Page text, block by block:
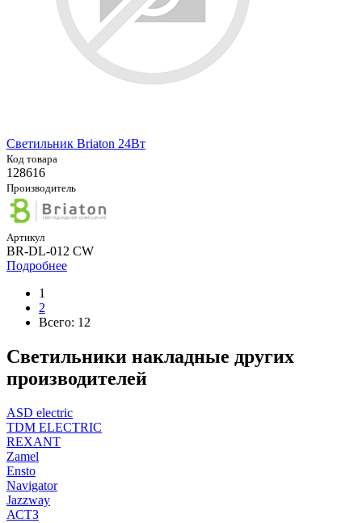
Светильник Briaton 24Вт
Код товара
128616
Производитель
Артикул
BR-DL-012 CW
Подробнее
1
2
Всего: 12
Светильники накладные других
производителей
ASD electric
TDM ELECTRIC
REXANT
Zamel
Ensto
Navigator
Jazzway
АСТЗ